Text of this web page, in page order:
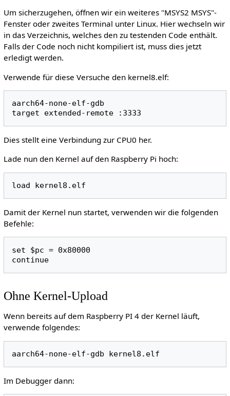
Um sicherzugehen, öffnen wir ein weiteres "MSYS2 MSYS"-
Fenster oder zweites Terminal unter Linux. Hier wechseln wir
in das Verzeichnis, welches den zu testenden Code enthält.
Falls der Code noch nicht kompiliert ist, muss dies jetzt
erledigt werden.
Verwende für diese Versuche den kernel8.elf:
aarch64-none-elf-gdb
target extended-remote :3333
Dies stellt eine Verbindung zur CPU0 her.
Lade nun den Kernel auf den Raspberry Pi hoch:
load kernel8.elf
Damit der Kernel nun startet, verwenden wir die folgenden
Befehle:
set $pc = 0x80000
continue
Ohne Kernel-Upload
Wenn bereits auf dem Raspberry PI 4 der Kernel läuft,
verwende folgendes:
aarch64-none-elf-gdb kernel8.elf
Im Debugger dann: